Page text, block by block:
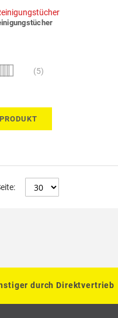
(5)
durch Direktvertrieb